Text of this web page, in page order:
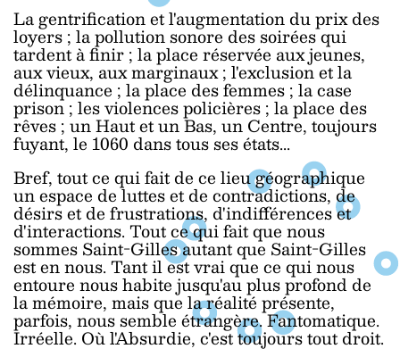
La gentrification et l'augmentation du prix des
loyers ; la pollution sonore des soirées qui
tardent à finir ; la place réservée aux jeunes,
aux vieux, aux marginaux ; l'exclusion et la
délinquance ; la place des femmes ; la case
prison ; les violences policières ; la place des
rêves ; un Haut et un Bas, unCentre, toujours
fuyant,le 1060 dans tous ses états...
Bref, tout ce qui fait de ce lieu géographique
un espace de luttes et de contradictions, de
désirs et de frustrations, d'indifférences et
d'interactions. Tout ce qui fait que nous
sommes Saint-Gilles autant que Saint-Gilles
est en nous. Tant il est vrai que ce qui nous
entoure nous habite jusqu'au plus profond de
la mémoire, mais que la réalité présente,
parfois, nous semble étrangère. Fantomatique.
Irréelle. Où l'Absurdie, c'est toujours tout droit.